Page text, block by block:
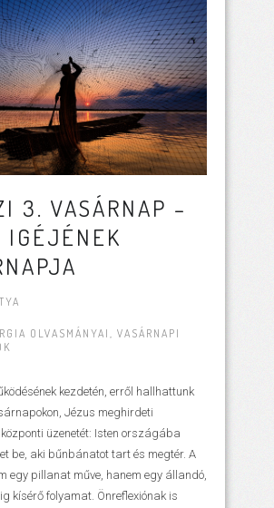
3. VASÁRNAP –
IGÉJÉNEK
OLVASMÁNYAI
VASÁRNAPI
kezdetén, erről hallhattunk
Jézus meghirdeti
üzenetét: Isten országába
be, aki bűnbánatot tart és megtér. A
egy pillanat műve, hanem egy állandó,
kísérő folyamat. Önreflexiónak is